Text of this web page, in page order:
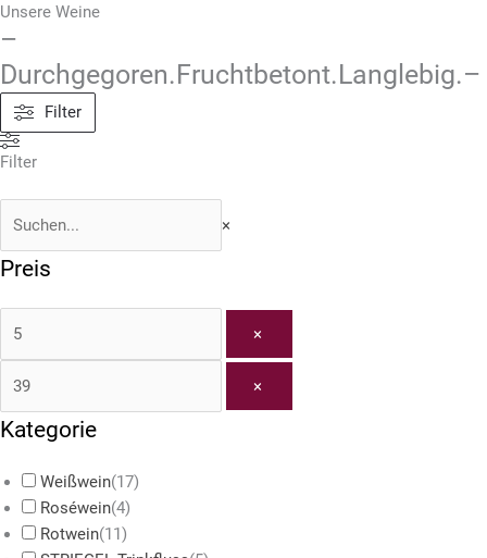
Unsere Weine
–
Durchgegoren.Fruchtbetont.Langlebig.–
Filter
Filter
×
Preis
×
×
Kategorie
Weißwein(17)
Roséwein(4)
Rotwein(11)